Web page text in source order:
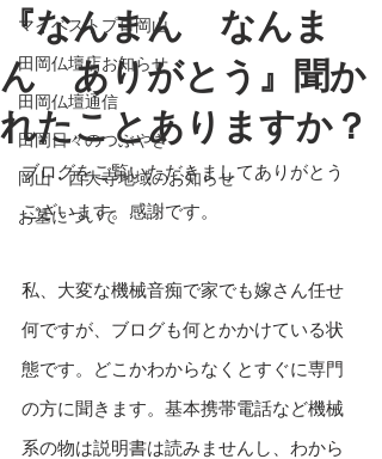
マイベストプロ岡山
田岡仏壇店お知らせ
田岡仏壇通信
田岡日々のつぶやき
岡山・西大寺地域のお知らせ
お墓について
『なんまん なんま
ん ありがとう』聞か
れたことありますか？
ブログをご覧いただきましてありがとう
ございます。感謝です。
私、大変な機械音痴で家でも嫁さん任せ
何ですが、ブログも何とかかけている状
態です。どこかわからなくとすぐに専門
の方に聞きます。基本携帯電話など機械
系の物は説明書は読みませんし、わから